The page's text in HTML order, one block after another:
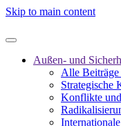
Skip to main content
Außen- und
Alle
Strategische
Konflikte